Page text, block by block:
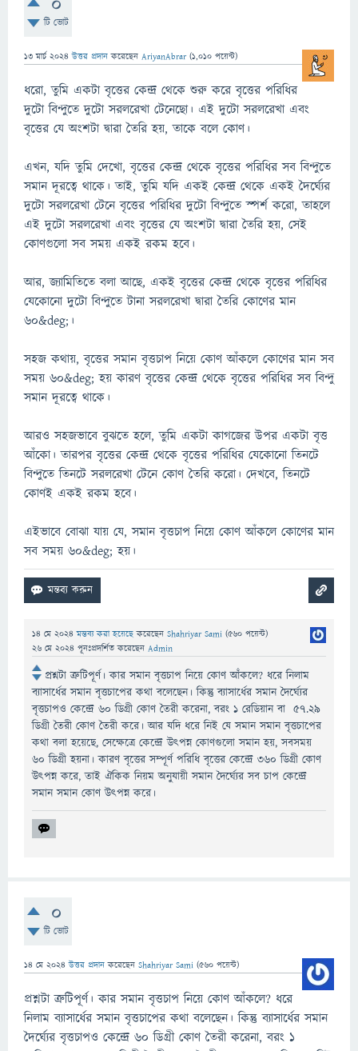
টি ভোট
13 মার্চ 2024 উত্তর প্রদান করেছেন AriyanAbrar (1,010 পয়েন্ট)
ধরো, তুমি একটা বৃত্তের কেন্দ্র থেকে শুরু করে বৃত্তের পরিধির
দুটো বিন্দুতে দুটো সরলরেখা টেনেছো। এই দুটো সরলরেখা এবং
বৃত্তের যে অংশটা দ্বারা তৈরি হয়, তাকে বলে কোণ।
এখন, যদি তুমি দেখো, বৃত্তের কেন্দ্র থেকে বৃত্তের পরিধির সব বিন্দুতে
সমান দূরত্বে থাকে। তাই, তুমি যদি একই কেন্দ্র থেকে একই দৈর্ঘ্যের
দুটো সরলরেখা টেনে বৃত্তের পরিধির দুটো বিন্দুতে স্পর্শ করো, তাহলে
এই দুটো সরলরেখা এবং বৃত্তের যে অংশটা দ্বারা তৈরি হয়, সেই
কোণগুলো সব সময় একই রকম হবে।
আর, জ্যামিতিতে বলা আছে, একই বৃত্তের কেন্দ্র থেকে বৃত্তের পরিধির
যেকোনো দুটো বিন্দুতে টানা সরলরেখা দ্বারা তৈরি কোণের মান
৬০&deg;।
সহজ কথায়, বৃত্তের সমান বৃত্তচাপ নিয়ে কোণ আঁকলে কোণের মান সব
সময় ৬০&deg; হয় কারণ বৃত্তের কেন্দ্র থেকে বৃত্তের পরিধির সব বিন্দু
সমান দূরত্বে থাকে।
আরও সহজভাবে বুঝতে হলে, তুমি একটা কাগজের উপর একটা বৃত্ত
আঁকো। তারপর বৃত্তের কেন্দ্র থেকে বৃত্তের পরিধির যেকোনো তিনটে
বিন্দুতে তিনটে সরলরেখা টেনে কোণ তৈরি করো। দেখবে, তিনটে
কোণই একই রকম হবে।
এইভাবে বোঝা যায় যে, সমান বৃত্তচাপ নিয়ে কোণ আঁকলে কোণের মান
সব সময় ৬০&deg; হয়।
14 মে 2024 মন্তব্য করা হয়েছেকরেছেন Shahriyar Sami (560 পয়েন্ট)
26 মে 2024 পূনঃপ্রদর্শিত করেছেন Admin
প্রশ্নটা ত্রুটিপূর্ণ। কার সমান বৃত্তচাপ নিয়ে কোণ আঁকলে? ধরে নিলাম
ব্যাসার্ধের সমান বৃত্তচাপের কথা বলেছেন। কিন্তু ব্যাসার্ধের সমান দৈর্ঘ্যের
বৃত্তচাপও কেন্দ্রে ৬০ ডিগ্রী কোণ তৈরী করেনা, বরং ১ রেডিয়ান বা ৫৭.২৯
ডিগ্রী তৈরী কোণ তৈরী করে। আর যদি ধরে নিই যে সমান সমান বৃত্তচাপের
কথা বলা হয়েছে, সেক্ষেত্রে কেন্দ্রে উৎপন্ন কোণগুলো সমান হয়, সবসময়
৬০ ডিগ্রী হয়না। কারণ বৃত্তের সম্পূর্ণ পরিধি বৃত্তের কেন্দ্রে ৩৬০ ডিগ্রী কোণ
উৎপন্ন করে, তাই ঐকিক নিয়ম অনুযায়ী সমান দৈর্ঘ্যের সব চাপ কেন্দ্রে
সমান সমান কোণ উৎপন্ন করে।
0
টি ভোট
14 মে 2024 উত্তর প্রদান করেছেন Shahriyar Sami (560 পয়েন্ট)
প্রশ্নটা ত্রুটিপূর্ণ। কার সমান বৃত্তচাপ নিয়ে কোণ আঁকলে? ধরে
নিলাম ব্যাসার্ধের সমান বৃত্তচাপের কথা বলেছেন। কিন্তু ব্যাসার্ধের সমান
দৈর্ঘ্যের বৃত্তচাপও কেন্দ্রে ৬০ ডিগ্রী কোণ তৈরী করেনা, বরং ১